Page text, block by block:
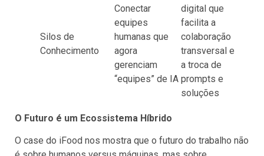
Silos de
Conhecimento
Conectar
equipes
humanas que
agora
gerenciam
“equipes” de IA
digital que
facilita a
colaboração
transversal e
a troca de
prompts e
soluções
O Futuro é um Ecossistema Híbrido
O case do iFood nos mostra que o futuro do trabalho não